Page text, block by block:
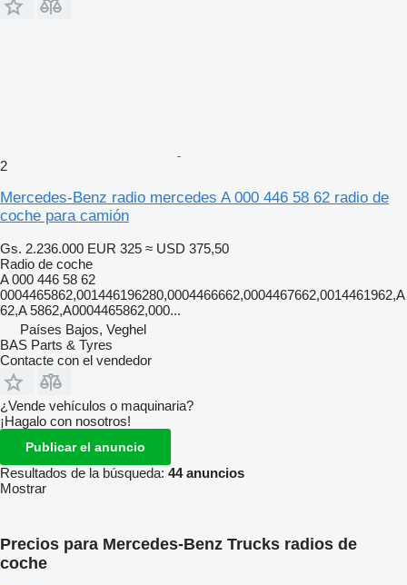
2
Mercedes-Benz radio mercedes A 000 446 58 62 radio de
coche para camión
Gs. 2.236.000 EUR 325 ≈ USD 375,50
Radio de coche
A 000 446 58 62
0004465862,001446196280,0004466662,0004467662,0014461962,A
62,A 5862,A0004465862,000...
Países Bajos, Veghel
BAS Parts & Tyres
Contacte con el vendedor
¿Vende vehículos o maquinaria?
¡Hagalo con nosotros!
Publicar el anuncio
Resultados de la búsqueda: 44 anuncios
Mostrar
Precios para Mercedes-Benz Trucks radios de
coche